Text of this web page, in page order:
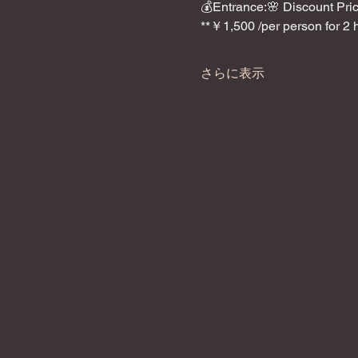
💰Entrance:🌸 Discount
**￥1,500 /per person for 2
さらに表示